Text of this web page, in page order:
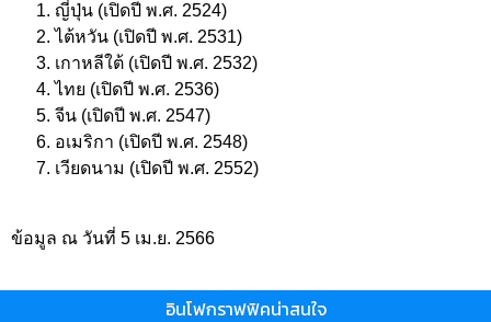
ญี่ปุ่น (เปิดปี พ.ศ. 2524)
ไต้หวัน (เปิดปี พ.ศ. 2531)
เกาหลีใต้ (เปิดปี พ.ศ. 2532)
ไทย (เปิดปี พ.ศ. 2536)
จีน (เปิดปี พ.ศ. 2547)
อเมริกา (เปิดปี พ.ศ. 2548)
เวียดนาม (เปิดปี พ.ศ. 2552)
ข้อมูล ณ วันที่ 5 เม.ย. 2566
อินโฟกราฟฟิคน่าสนใจ